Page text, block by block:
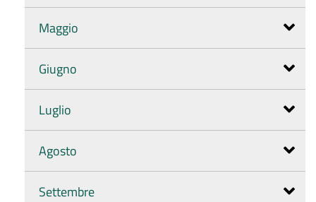
Maggio
Giugno
Luglio
Agosto
Settembre